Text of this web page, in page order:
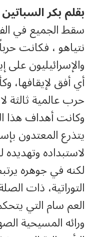
بقلم بكر السباتين
سقط الجميع في
نتياهو ، فكانت
والإسرائيليون على
أي أفق لإيقافها،
حرب عالمية ثالثة
وكانت أهداف هذا
يتذرع المعتدون
لاستبداده وتهديده
لكنه في جوهره
التوراتية، ذات
العم سام التي
ورائه المسيحية